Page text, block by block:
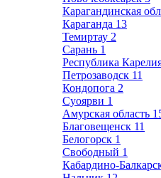
Карагандинская
Караганда 13
Темиртау 2
Сарань 1
Республика
Петрозаводск 11
Кондопога 2
Суоярви 1
Амурская область
Благовещенск 11
Белогорск 1
Свободный 1
Кабардино-